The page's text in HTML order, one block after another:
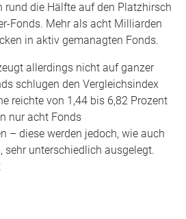
rund die Hälfte auf den Platzhirsch
Fonds. Mehr als acht Milliarden
in aktiv gemanagten Fonds.
allerdings nicht auf ganzer
schlugen den Vergleichsindex
reichte von 1,44 bis 6,82 Prozent
nur acht Fonds
– diese werden jedoch, wie auch
sehr unterschiedlich ausgelegt.